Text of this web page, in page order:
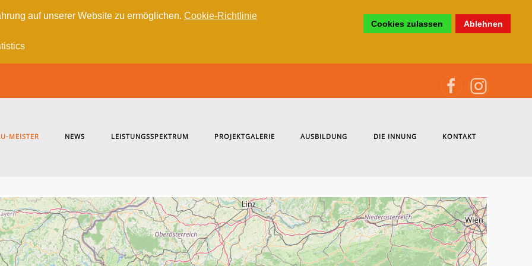
auf unserer Website zu ermöglichen. Cookie-Richtlinie
Cookies zulassen Ablehnen
MEISTER NEWS LEISTUNGSSPEKTRUM PROJEKTGALERIE AUSBILDUNG DIE INNUNG KONTAKT